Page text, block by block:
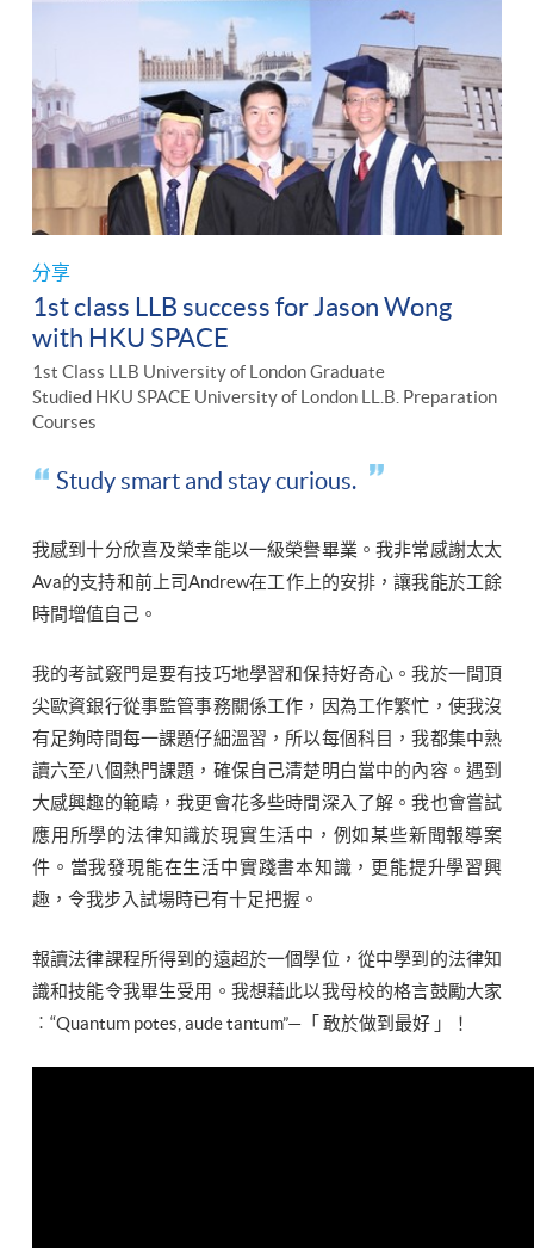
分享
1st class LLB success for Jason Wong
with HKU SPACE
1st Class LLB University of London Graduate
Studied HKU SPACE University of London LL.B. Preparation
Courses
Study smart and stay curious.
我感到十分欣喜及榮幸能以一級榮譽畢業。我非常感謝太太
Ava的支持和前上司Andrew在工作上的安排，讓我能於工餘
時間增值自己。
我的考試竅門是要有技巧地學習和保持好奇心。我於一間頂
尖歐資銀行從事監管事務關係工作，因為工作繁忙，使我沒
有足夠時間每一課題仔細溫習，所以每個科目，我都集中熟
讀六至八個熱門課題，確保自己清楚明白當中的內容。遇到
大感興趣的範疇，我更會花多些時間深入了解。我也會嘗試
應用所學的法律知識於現實生活中，例如某些新聞報導案
件。當我發現能在生活中實踐書本知識，更能提升學習興
趣，令我步入試場時已有十足把握。
報讀法律課程所得到的遠超於一個學位，從中學到的法律知
識和技能令我畢生受用。我想藉此以我母校的格言鼓勵大家
︰“Quantum potes, aude tantum”—「 敢於做到最好 」！